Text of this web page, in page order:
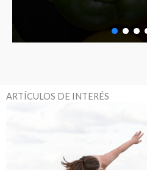
ARTÍCULOS DE INTERÉS